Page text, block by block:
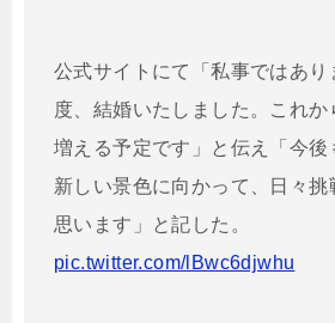
公式サイトにて「私事ではあり
度、結婚いたしました。これか
増える予定です」と伝え「今後
新しい景色に向かって、日々挑
思います」と記した。
pic.twitter.com/lBwc6djwhu